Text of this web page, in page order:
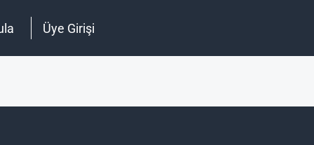
Üye Girişi